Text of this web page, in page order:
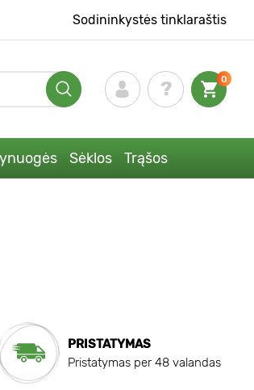
Sodininkystės tinklaraštis
0
Sėklos Trąšos
PRISTATYMAS
Pristatymas per 48 valandas